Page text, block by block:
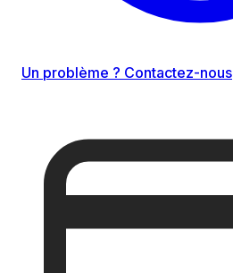
Un problème ? Contactez-nous